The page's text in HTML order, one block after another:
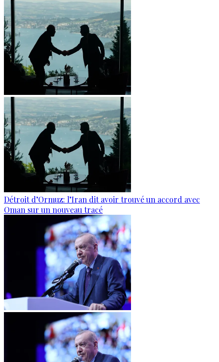
Détroit d’Ormuz: l’Iran dit avoir trouvé un accord avec
Oman sur un nouveau tracé